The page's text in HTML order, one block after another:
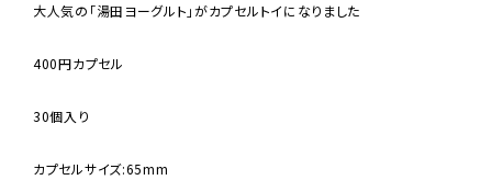
大人気の「湯田ヨーグルト」がカプセルトイになりました
400円カプセル
30個入り
カプセルサイズ:65mm